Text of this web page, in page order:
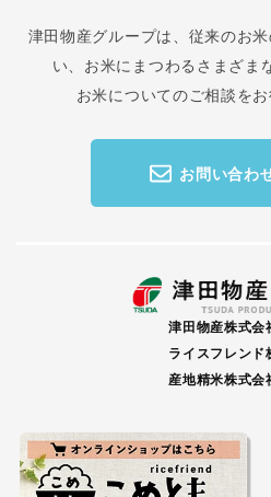
津田物産グループは、従来のお
い、 お米にまつわるさまざま
お米についてのご相談をお
お問い合わ
津田物産株式会
ライスフレンド
産地精米株式会